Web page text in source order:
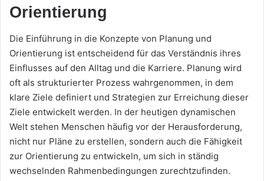
Orientierung
Die Einführung in die Konzepte von Planung und
Orientierung ist entscheidend für das Verständnis ihres
Einflusses auf den Alltag und die Karriere. Planung wird
oft als strukturierter Prozess wahrgenommen, in dem
klare Ziele definiert und Strategien zur Erreichung dieser
Ziele entwickelt werden. In der heutigen dynamischen
Welt stehen Menschen häufig vor der Herausforderung,
nicht nur Pläne zu erstellen, sondern auch die Fähigkeit
zur Orientierung zu entwickeln, um sich in ständig
wechselnden Rahmenbedingungen zurechtzufinden.